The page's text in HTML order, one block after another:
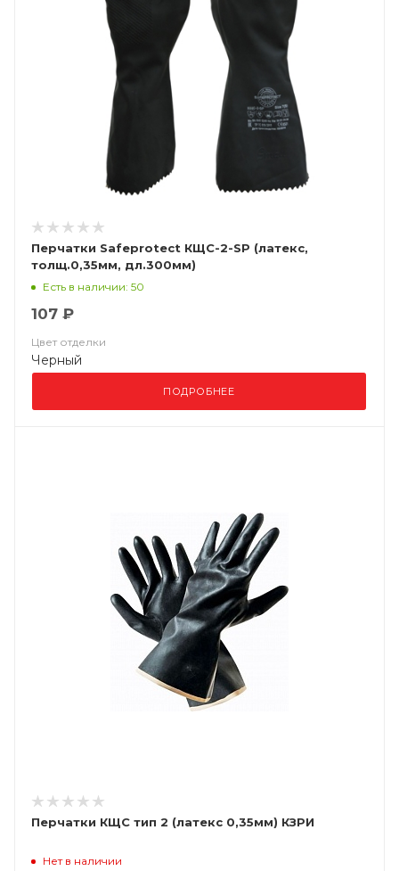
Перчатки Safeprotect КЩС-2-SP (латекс,
толщ.0,35мм, дл.300мм)
Есть в наличии: 50
107 ₽
Цвет отделки
Черный
ПОДРОБНЕЕ
Перчатки КЩС тип 2 (латекс 0,35мм) КЗРИ
Нет в наличии